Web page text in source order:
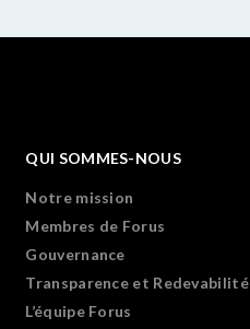
QUI SOMMES-NOUS
Notre mission
Membres de Forus
Gouvernance
Transparence et Redevabilité
L’équipe Forus